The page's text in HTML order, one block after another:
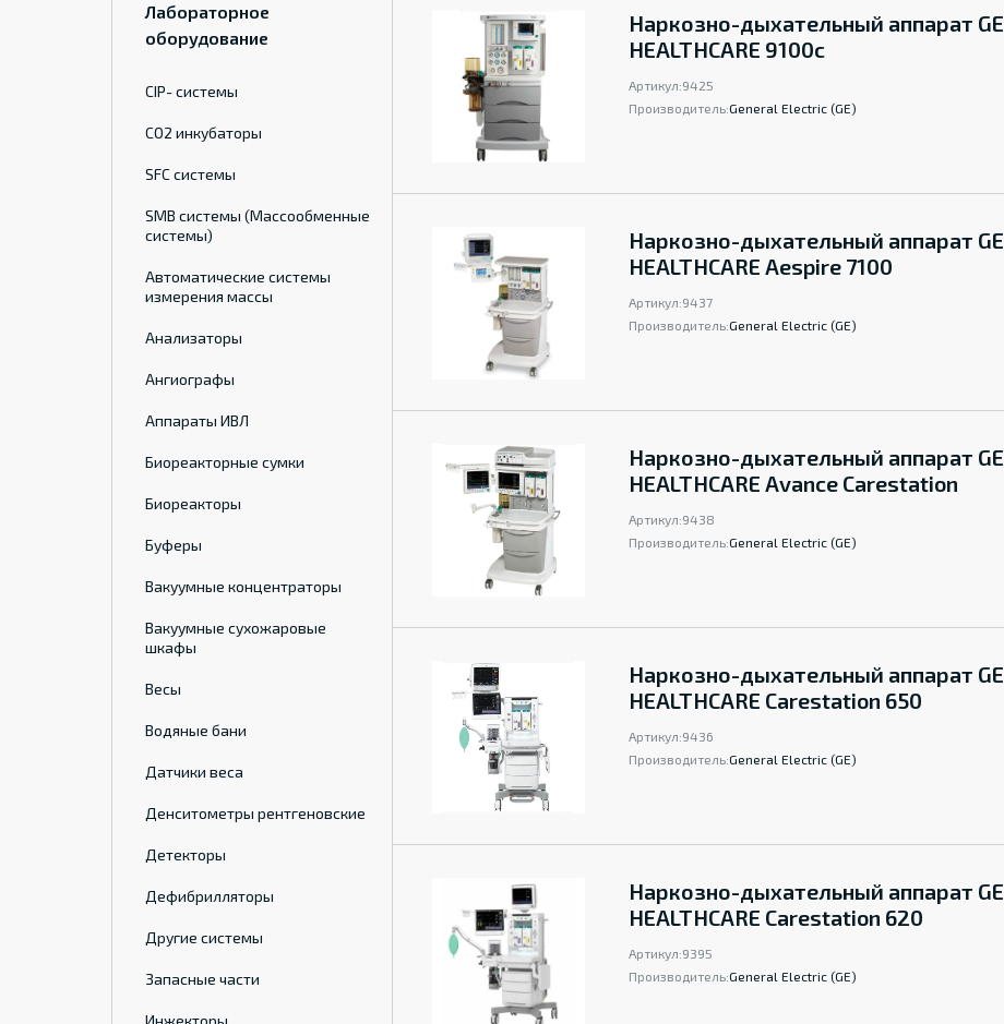
Лабораторное
оборудование
CIP- системы
CO2 инкубаторы
SFC системы
SMB системы (Массообменные
системы)
Автоматические системы
измерения массы
Анализаторы
Ангиографы
Аппараты ИВЛ
Биореакторные сумки
Биореакторы
Буферы
Вакуумные концентраторы
Вакуумные сухожаровые
шкафы
Весы
Водяные бани
Датчики веса
Денситометры рентгеновские
Детекторы
Дефибрилляторы
Другие системы
Запасные части
Инжекторы
Наркозно-дыхательный аппарат GE
HEALTHCARE 9100c
Артикул:9425
Производитель:General Electric (GE)
Наркозно-дыхательный аппарат GE
HEALTHCARE Aespire 7100
Артикул:9437
Производитель:General Electric (GE)
Наркозно-дыхательный аппарат GE
HEALTHCARE Avance Carestation
Артикул:9438
Производитель:General Electric (GE)
Наркозно-дыхательный аппарат GE
HEALTHCARE Carestation 650
Артикул:9436
Производитель:General Electric (GE)
Наркозно-дыхательный аппарат GE
HEALTHCARE Carestation 620
Артикул:9395
Производитель:General Electric (GE)